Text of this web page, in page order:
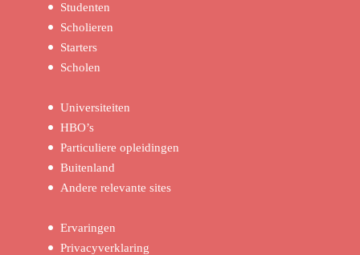
Studenten
Scholieren
Starters
Scholen
Universiteiten
HBO’s
Particuliere opleidingen
Buitenland
Andere relevante sites
Ervaringen
Privacyverklaring